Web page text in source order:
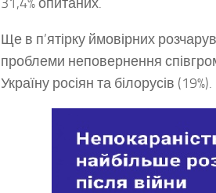
Ще в п’ятірку ймовірних
проблеми неповернення
Україну росіян та білорусів (19%).